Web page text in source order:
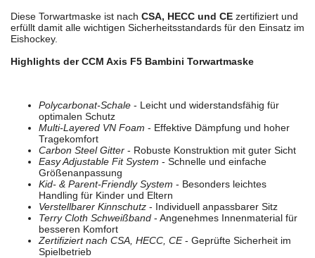
Diese Torwartmaske ist nach CSA, HECC und CE zertifiziert und
erfüllt damit alle wichtigen Sicherheitsstandards für den Einsatz im
Eishockey.
Highlights der CCM Axis F5 Bambini Torwartmaske
Polycarbonat-Schale - Leicht und widerstandsfähig für
optimalen Schutz
Multi-Layered VN Foam - Effektive Dämpfung und hoher
Tragekomfort
Carbon Steel Gitter - Robuste Konstruktion mit guter Sicht
Easy Adjustable Fit System - Schnelle und einfache
Größenanpassung
Kid- & Parent-Friendly System - Besonders leichtes
Handling für Kinder und Eltern
Verstellbarer Kinnschutz - Individuell anpassbarer Sitz
Terry Cloth Schweißband - Angenehmes Innenmaterial für
besseren Komfort
Zertifiziert nach CSA, HECC, CE- Geprüfte Sicherheit im
Spielbetrieb